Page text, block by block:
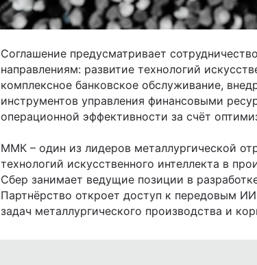
Соглашение предусматривает
направлениям: развитие технологий
комплексное банковское обслуживание,
инструментов управления финансовыми
операционной эффективности за счёт
ММК – один из лидеров металлургической
технологий искусственного интеллекта в
Сбер занимает ведущие позиции в
Партнёрство откроет доступ к передовым
задач металлургического производства и